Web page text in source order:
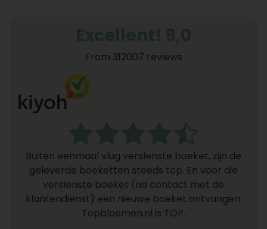
From 312007 reviews
Buiten eenmaal vlug verslenste boeket, zijn de
geleverde boeketten steeds top. En voor die
verslenste boeket (na contact met de
klantendienst) een nieuwe boeket ontvangen.
Topbloemen.nl is TOP.